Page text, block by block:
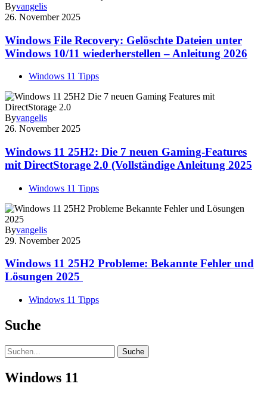
Byvangelis
26. November 2025
Windows File Recovery: Gelöschte Dateien unter
Windows 10/11 wiederherstellen – Anleitung 2026
Windows 11 Tipps
Byvangelis
26. November 2025
Windows 11 25H2: Die 7 neuen Gaming-Features
mit DirectStorage 2.0 (Vollständige Anleitung 2025
Windows 11 Tipps
Byvangelis
29. November 2025
Windows 11 25H2 Probleme: Bekannte Fehler und
Lösungen 2025
Windows 11 Tipps
Suche
Suche
Windows 11